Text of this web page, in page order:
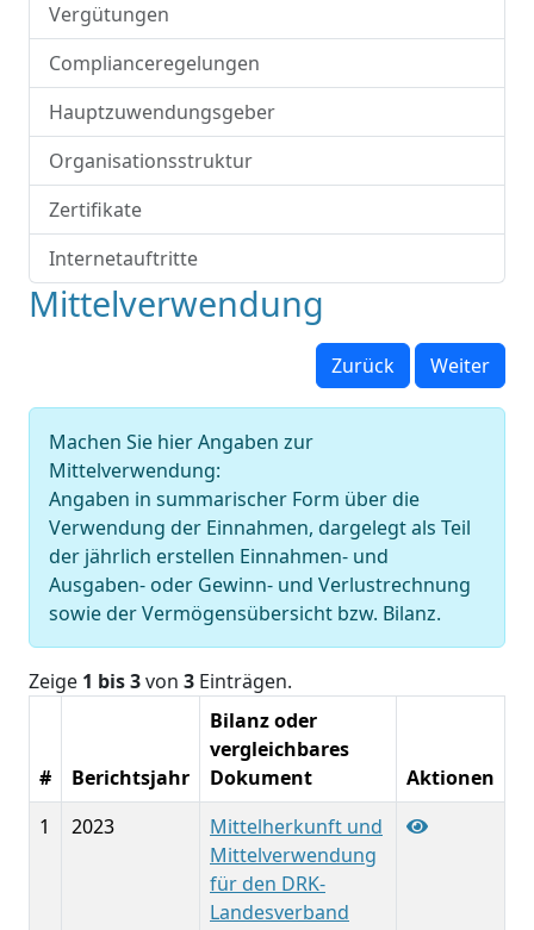
Vergütungen
Complianceregelungen
Hauptzuwendungsgeber
Organisationsstruktur
Zertifikate
Internetauftritte
Mittelverwendung
Zurück Weiter
Machen Sie hier Angaben zur
Mittelverwendung:
Angaben in summarischer Form über die
Verwendung der Einnahmen, dargelegt als Teil
der jährlich erstellen Einnahmen- und
Ausgaben- oder Gewinn- und Verlustrechnung
sowie der Vermögensübersicht bzw. Bilanz.
Zeige 1 bis 3von 3 Einträgen.
# Berichtsjahr
Bilanz oder
vergleichbares
Dokument
Aktionen
1
2023
Mittelherkunft und
Mittelverwendung
für den DRK-
Landesverband